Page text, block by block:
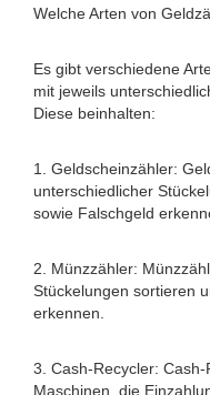
Welche Arten von
Es gibt verschiedene
mit jeweils
Diese beinhalten:
1. Geldscheinzähler:
unterschiedlicher
sowie Falschgeld
2. Münzzähler:
Stückelungen sortieren
erkennen.
3. Cash-Recycler:
Maschinen, die